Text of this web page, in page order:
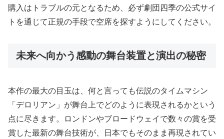
購入はトラブルの元となるため、必ず劇団四季の公式サイ
トを通じて正規の手段で空席を探すようにしてください。
未来へ向かう感動の舞台装置と演出の秘密
本作の最大の目玉は、何と言っても伝説のタイムマシン
「デロリアン」が舞台上でどのように表現されるかという
点に尽きます。ロンドンやブロードウェイで数々の賞を受
賞した最新の舞台技術が、日本でもそのまま再現されてい